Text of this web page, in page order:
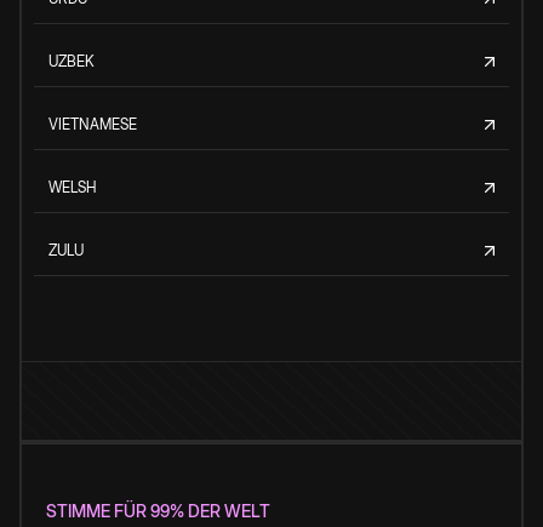
UZBEK
VIETNAMESE
WELSH
ZULU
STIMME FÜR 99% DER WELT